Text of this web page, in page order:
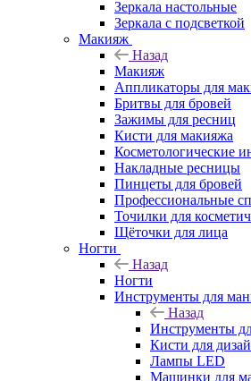
Зеркала настольные
Зеркала с подсветкой
Макияж
Назад
Макияж
Аппликаторы для
Бритвы для бровей
Зажимы для ресниц
Кисти для макияжа
Косметологические
Накладные ресницы
Пинцеты для бровей
Профессиональные
Точилки для
Щёточки для лица
Ногти
Назад
Ногти
Инструменты для
Назад
Инструменты
Кисти для
Лампы LED
Машинки для